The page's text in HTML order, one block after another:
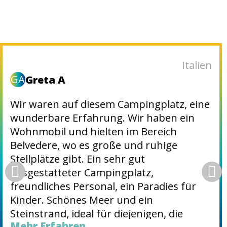
Italien
GAGreta A
Wir waren auf diesem Campingplatz, eine
wunderbare Erfahrung. Wir haben ein
Wohnmobil und hielten im Bereich
Belvedere, wo es große und ruhige
Stellplätze gibt. Ein sehr gut
ausgestatteter Campingplatz,
freundliches Personal, ein Paradies für
Kinder. Schönes Meer und ein
Steinstrand, ideal für diejenigen, die